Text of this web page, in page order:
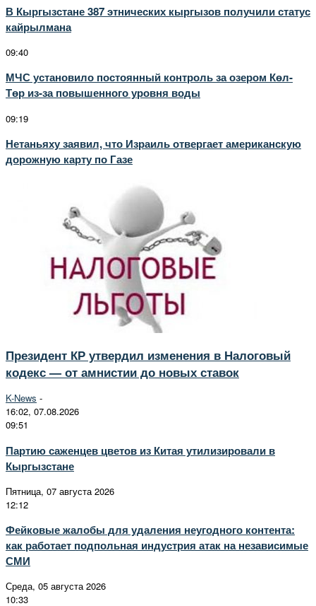
В Кыргызстане 387 этнических кыргызов получили статус
кайрылмана
09:40
МЧС установило постоянный контроль за озером Көл-
Төр из-за повышенного уровня воды
09:19
Нетаньяху заявил, что Израиль отвергает американскую
дорожную карту по Газе
Президент КР утвердил изменения в Налоговый
кодекс — от амнистии до новых ставок
K-News -
16:02, 07.08.2026
09:51
Партию саженцев цветов из Китая утилизировали в
Кыргызстане
Пятница, 07 августа 2026
12:12
Фейковые жалобы для удаления неугодного контента:
как работает подпольная индустрия атак на независимые
СМИ
Среда, 05 августа 2026
10:33